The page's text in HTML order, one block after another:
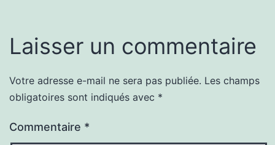
Laisser un commentaire
Votre adresse e-mail ne sera pas publiée. Les champs
obligatoires sont indiqués avec *
Commentaire *